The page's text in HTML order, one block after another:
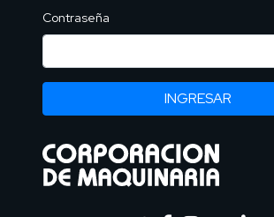
Contraseña